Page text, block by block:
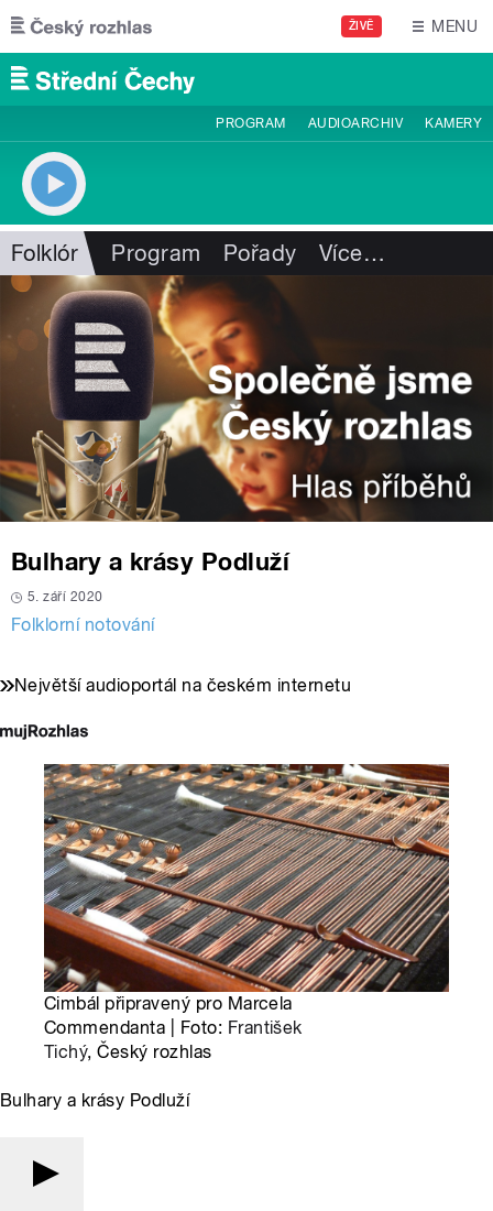
Přejít k hlavnímu obsahu
ŽIVĚ MENU
PROGRAM AUDIOARCHIV KAMERY
Folklór Program Pořady Více…
Bulhary a krásy Podluží
5. září 2020
Folklorní notování
Největší audioportál na českém internetu
Cimbál připravený pro Marcela
Commendanta | Foto: František
Tichý, Český rozhlas
Bulhary a krásy Podluží